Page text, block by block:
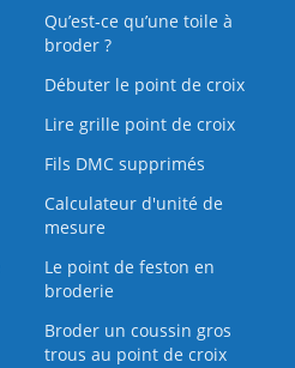
Qu’est‑ce qu’une toile à
broder ?
Débuter le point de croix
Lire grille point de croix
Fils DMC supprimés
Calculateur d'unité de
mesure
Le point de feston en
broderie
Broder un coussin gros
trous au point de croix